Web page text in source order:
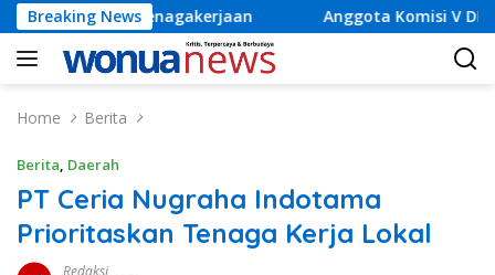
Skip
to
content
Breaking News Anggota Komisi V DPR RI H Ahmad
Home Berita
Berita, Daerah
PT Ceria Nugraha Indotama
Prioritaskan Tenaga Kerja Lokal
Redaksi